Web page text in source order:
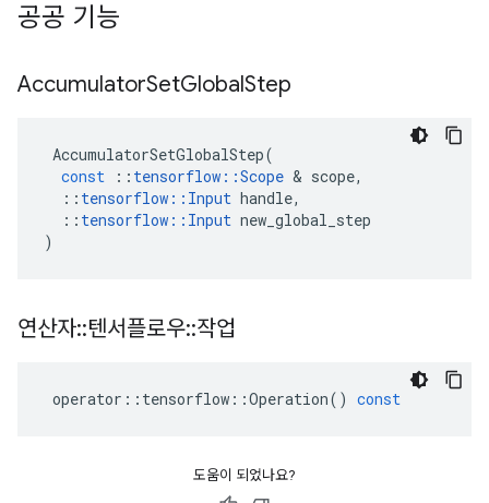
공공 기능
AccumulatorSetGlobalStep
AccumulatorSetGlobalStep(
const
:: tensorflow ::Scope & scope,
:: tensorflow :: Input handle,
:: tensorflow :: Input new_global_step
)
연산자::텐서플로우::작업
operator :: tensorflow ::Operation() const
도움이 되었나요?